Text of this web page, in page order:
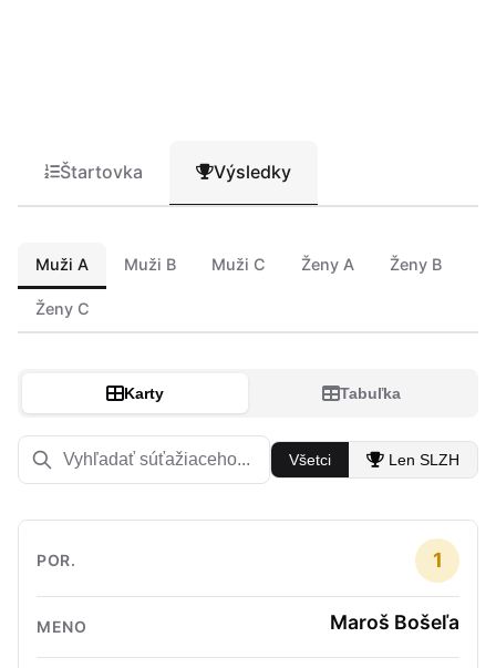
Štartovka Výsledky
Muži A Muži B Muži C Ženy A Ženy B
Ženy C
Karty Tabuľka
Všetci Len SLZH
1
Maroš Bošeľa